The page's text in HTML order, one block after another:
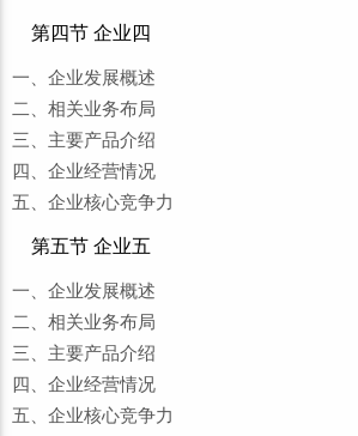
第四节 企业四
一、企业发展概述
二、相关业务布局
三、主要产品介绍
四、企业经营情况
五、企业核心竞争力
第五节 企业五
一、企业发展概述
二、相关业务布局
三、主要产品介绍
四、企业经营情况
五、企业核心竞争力